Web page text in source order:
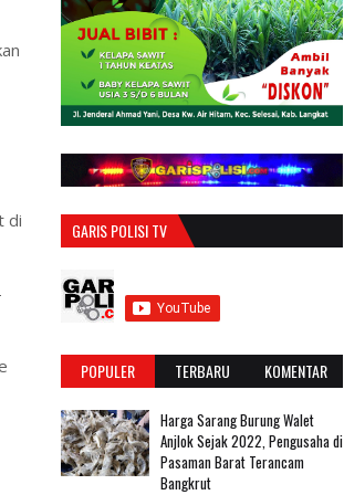
di GARIS POLISI TV
POPULER TERBARU KOMENTAR
Harga Sarang Burung Walet
Anjlok Sejak 2022, Pengusaha di
Pasaman Barat Terancam
Bangkrut